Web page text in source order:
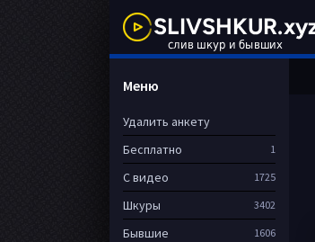
Меню
Удалить анкету
Бесплатно
1
С видео 1725
Шкуры 3402
Бывшие 1606